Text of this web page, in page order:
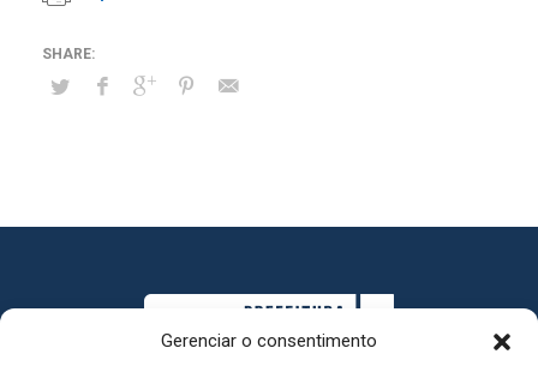
Gerenciar o consentimento